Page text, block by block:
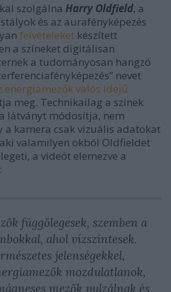
szolgálna Harry Oldfield, a
és az aurafényképezés
felvételeket készített
a színeket digitálisan
a tudományosan hangzó
nevet
energiamezők valós idejű
meg. Technikailag a színek
látványt módosítja, nem
a kamera csak vizuális adatokat
valamilyen okból Oldfieldet
a videót elemezve a
:
függőlegesek, szemben a
ahol vízszintesek.
jelenségekkel,
mozdulatlanok,
mezők pulzálnak és